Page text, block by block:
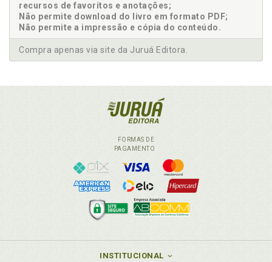
recursos de favoritos e anotações;
Não permite download do livro em formato PDF;
Não permite a impressão e cópia do conteúdo.
Compra apenas via site da Juruá Editora.
FORMAS DE
PAGAMENTO
INSTITUCIONAL